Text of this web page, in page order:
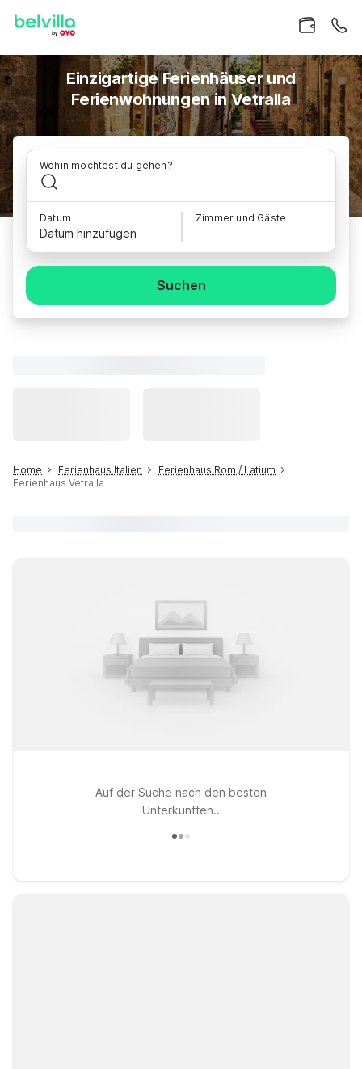
Einzigartige Ferienhäuser und
Ferienwohnungen in Vetralla
Wohin möchtest du gehen?
Datum
Datum hinzufügen
Zimmer und Gäste
Suchen
Home Ferienhaus Italien
Ferienhaus Rom / Latium
Ferienhaus Vetralla
Auf der Suche nach den besten
Unterkünften..